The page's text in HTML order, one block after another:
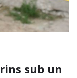
sub un